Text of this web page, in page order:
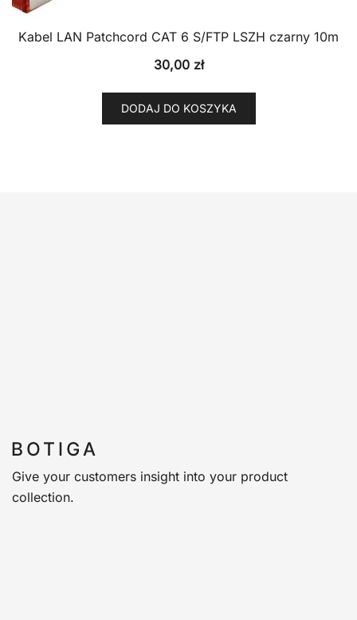
Kabel LAN Patchcord CAT 6 S/FTP LSZH czarny 10m
30,00 zł
DODAJ DO KOSZYKA
Give your customers insight into your product
collection.